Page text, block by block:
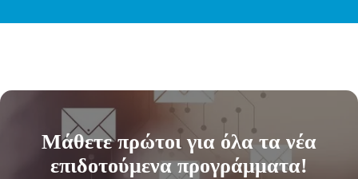
Μάθετεπρώτοι για όλα τα νέα
επιδοτούμενα προγράμματα!